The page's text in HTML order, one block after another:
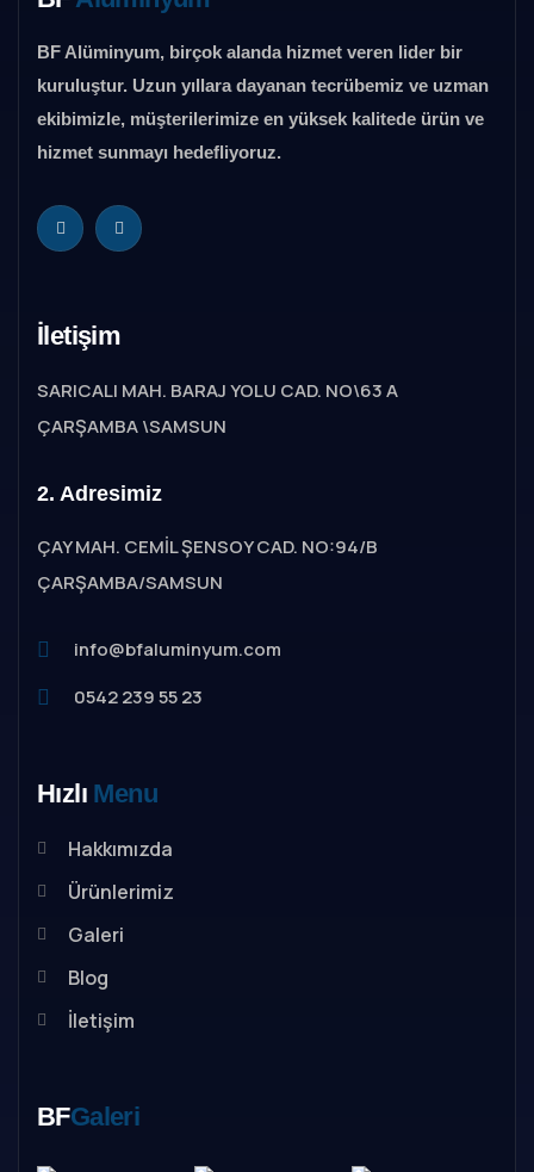
BF Alüminyum, birçok alanda hizmet veren lider bir
kuruluştur. Uzun yıllara dayanan tecrübemiz ve uzman
ekibimizle, müşterilerimize en yüksek kalitede ürün ve
hizmet sunmayı hedefliyoruz.
İletişim
SARICALI MAH. BARAJ YOLU CAD. NO\63 A
ÇARŞAMBA \SAMSUN
2. Adresimiz
ÇAY MAH. CEMİL ŞENSOY CAD. NO:94/B
ÇARŞAMBA/SAMSUN
info@bfaluminyum.com
0542 239 55 23
Hızlı Menu
Hakkımızda
Ürünlerimiz
Galeri
Blog
İletişim
BFGaleri